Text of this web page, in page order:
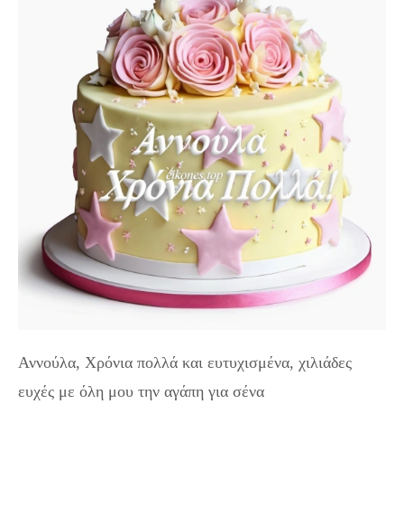
Αννούλα, Χρόνια πολλά και ευτυχισμένα, χιλιάδες
ευχές με όλη μου την αγάπη για σένα